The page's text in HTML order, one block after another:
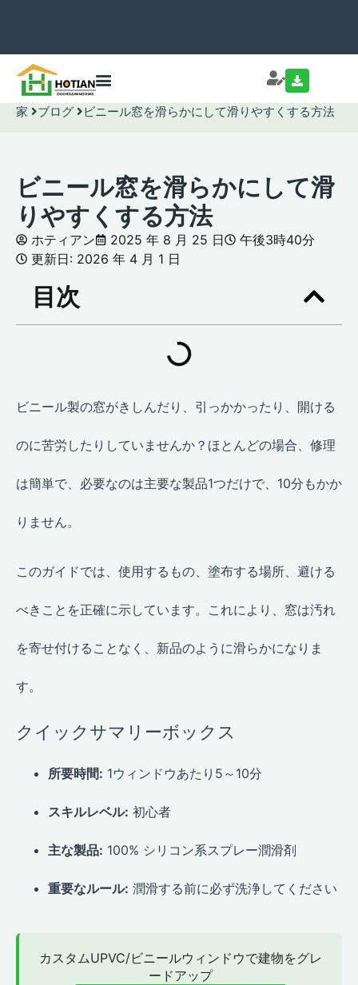
家 ブログ ビニール窓を滑らかにして滑りやすくする方法
ビニール窓を滑らかにして滑
りやすくする方法
ホティアン 2025 年 8 月 25 日
午後3時40分
更新日: 2026 年 4 月 1 日
目次
ビニール製の窓がきしんだり、引っかかったり、開ける
のに苦労したりしていませんか？ほとんどの場合、修理
は簡単で、必要なのは主要な製品1つだけで、10分もかか
りません。
このガイドでは、使用するもの、塗布する場所、避ける
べきことを正確に示しています。これにより、窓は汚れ
を寄せ付けることなく、新品のように滑らかになりま
す。
クイックサマリーボックス
所要時間: 1ウィンドウあたり5～10分
スキルレベル: 初心者
主な製品: 100% シリコン系スプレー潤滑剤
重要なルール: 潤滑する前に必ず洗浄してください
カスタムUPVC/ビニールウィンドウで建物をグレ
ードアップ